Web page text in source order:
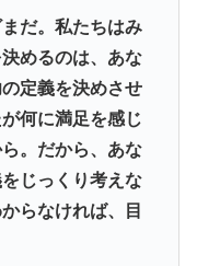
だ。私たちはみ
めるのは、あな
定義を決めさせ
何に満足を感じ
。だから、あな
じっくり考えな
らなければ、目